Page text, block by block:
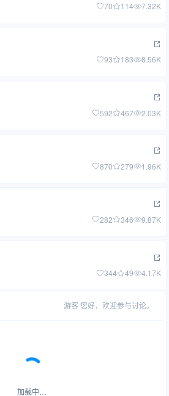
70 114 7.32K
93 183 8.56K
592 467 2.03K
870 279 1.96K
282 346 9.87K
344 49 4.17K
游客 您好，欢迎参与讨论。
加载中…